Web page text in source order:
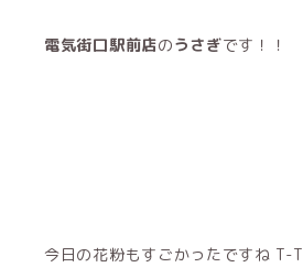
電気街口駅前店のうさぎです！！
今日の花粉もすごかったですね T-T